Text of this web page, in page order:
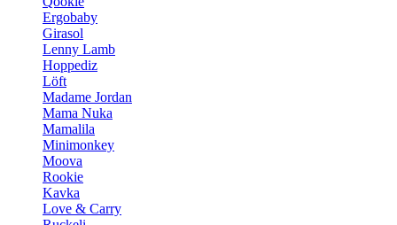
Ergobaby
Girasol
Lenny Lamb
Hoppediz
Löft
Madame Jordan
Mama Nuka
Mamalila
Minimonkey
Moova
Rookie
Kavka
Love & Carry